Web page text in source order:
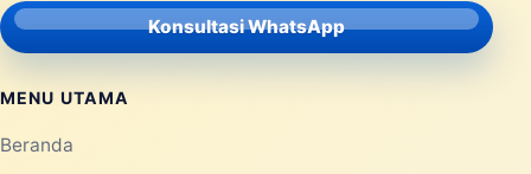
Konsultasi WhatsApp
MENU UTAMA
Beranda